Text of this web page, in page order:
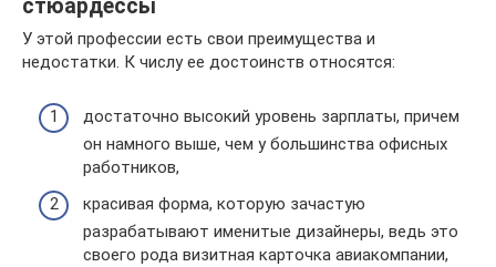
стюардессы
У этой профессии есть свои преимущества и
недостатки. К числу ее достоинств относятся:
достаточно высокий уровень зарплаты, причем
он намного выше, чем у большинства офисных
работников,
красивая форма, которую зачастую
разрабатывают именитые дизайнеры, ведь это
своего рода визитная карточка авиакомпании,